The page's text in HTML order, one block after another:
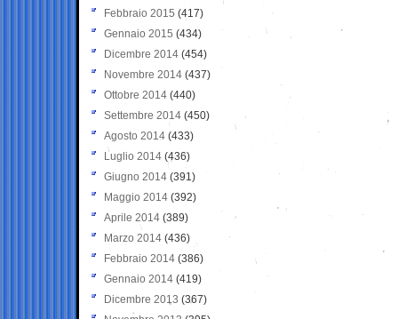
Febbraio 2015 (417)
Gennaio 2015 (434)
Dicembre 2014 (454)
Novembre 2014 (437)
Ottobre 2014 (440)
Settembre 2014 (450)
Agosto 2014 (433)
Luglio 2014 (436)
Giugno 2014 (391)
Maggio 2014 (392)
Aprile 2014 (389)
Marzo 2014 (436)
Febbraio 2014 (386)
Gennaio 2014 (419)
Dicembre 2013 (367)